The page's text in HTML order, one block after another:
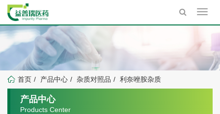
首页 产品中心 杂质对照品 利奈唑胺杂质
产品中心
Products Center